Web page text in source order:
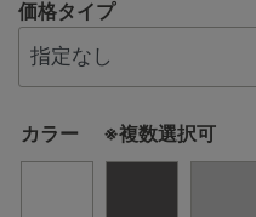
価格タイプ
カラー ※複数選択可